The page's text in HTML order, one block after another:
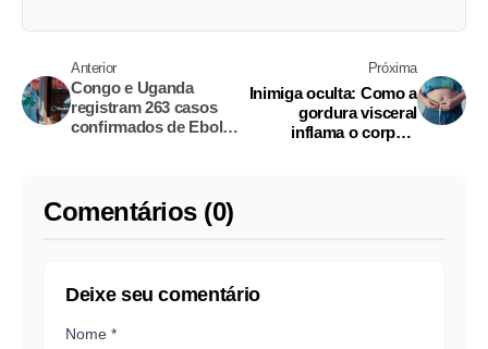
Anterior
Congo e Uganda
registram 263 casos
confirmados de Ebola,
Próxima
Inimiga oculta: Como a
gordura visceral
inflama o corpo e
Comentários (0)
Deixe seu comentário
Nome *